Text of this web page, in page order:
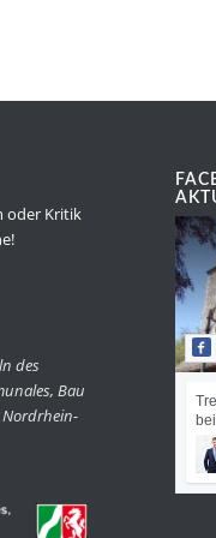
oder Kritik
des
Bau
Nordrhein-
bei